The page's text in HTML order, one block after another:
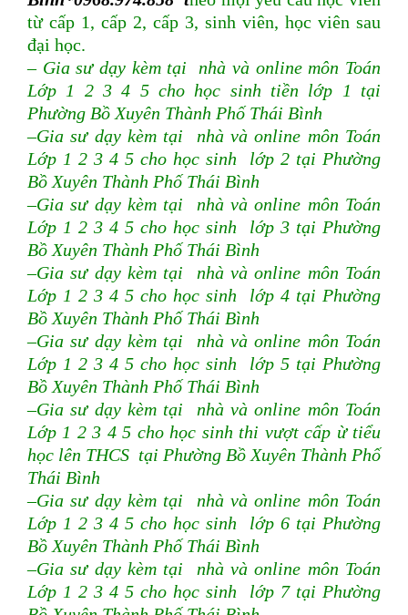
từ cấp 1, cấp 2, cấp 3, sinh viên, học viên sau
đại học.
– Gia sư dạy kèm tại nhà và online môn Toán
Lớp 1 2 3 4 5 cho học sinh tiền lớp 1 tại
Phường Bồ Xuyên Thành Phố Thái Bình
–Gia sư dạy kèm tại nhà và online môn Toán
Lớp 1 2 3 4 5 cho học sinh lớp 2 tại Phường
Bồ Xuyên Thành Phố Thái Bình
–Gia sư dạy kèm tại nhà và online môn Toán
Lớp 1 2 3 4 5 cho học sinh lớp 3 tại Phường
Bồ Xuyên Thành Phố Thái Bình
–Gia sư dạy kèm tại nhà và online môn Toán
Lớp 1 2 3 4 5 cho học sinh lớp 4 tại Phường
Bồ Xuyên Thành Phố Thái Bình
–Gia sư dạy kèm tại nhà và online môn Toán
Lớp 1 2 3 4 5 cho học sinh lớp 5 tại Phường
Bồ Xuyên Thành Phố Thái Bình
–Gia sư dạy kèm tại nhà và online môn Toán
Lớp 1 2 3 4 5 cho học sinh thi vượt cấp ừ tiểu
học lên THCS tại Phường Bồ Xuyên Thành Phố
Thái Bình
–Gia sư dạy kèm tại nhà và online môn Toán
Lớp 1 2 3 4 5 cho học sinh lớp 6 tại Phường
Bồ Xuyên Thành Phố Thái Bình
–Gia sư dạy kèm tại nhà và online môn Toán
Lớp 1 2 3 4 5 cho học sinh lớp 7 tại Phường